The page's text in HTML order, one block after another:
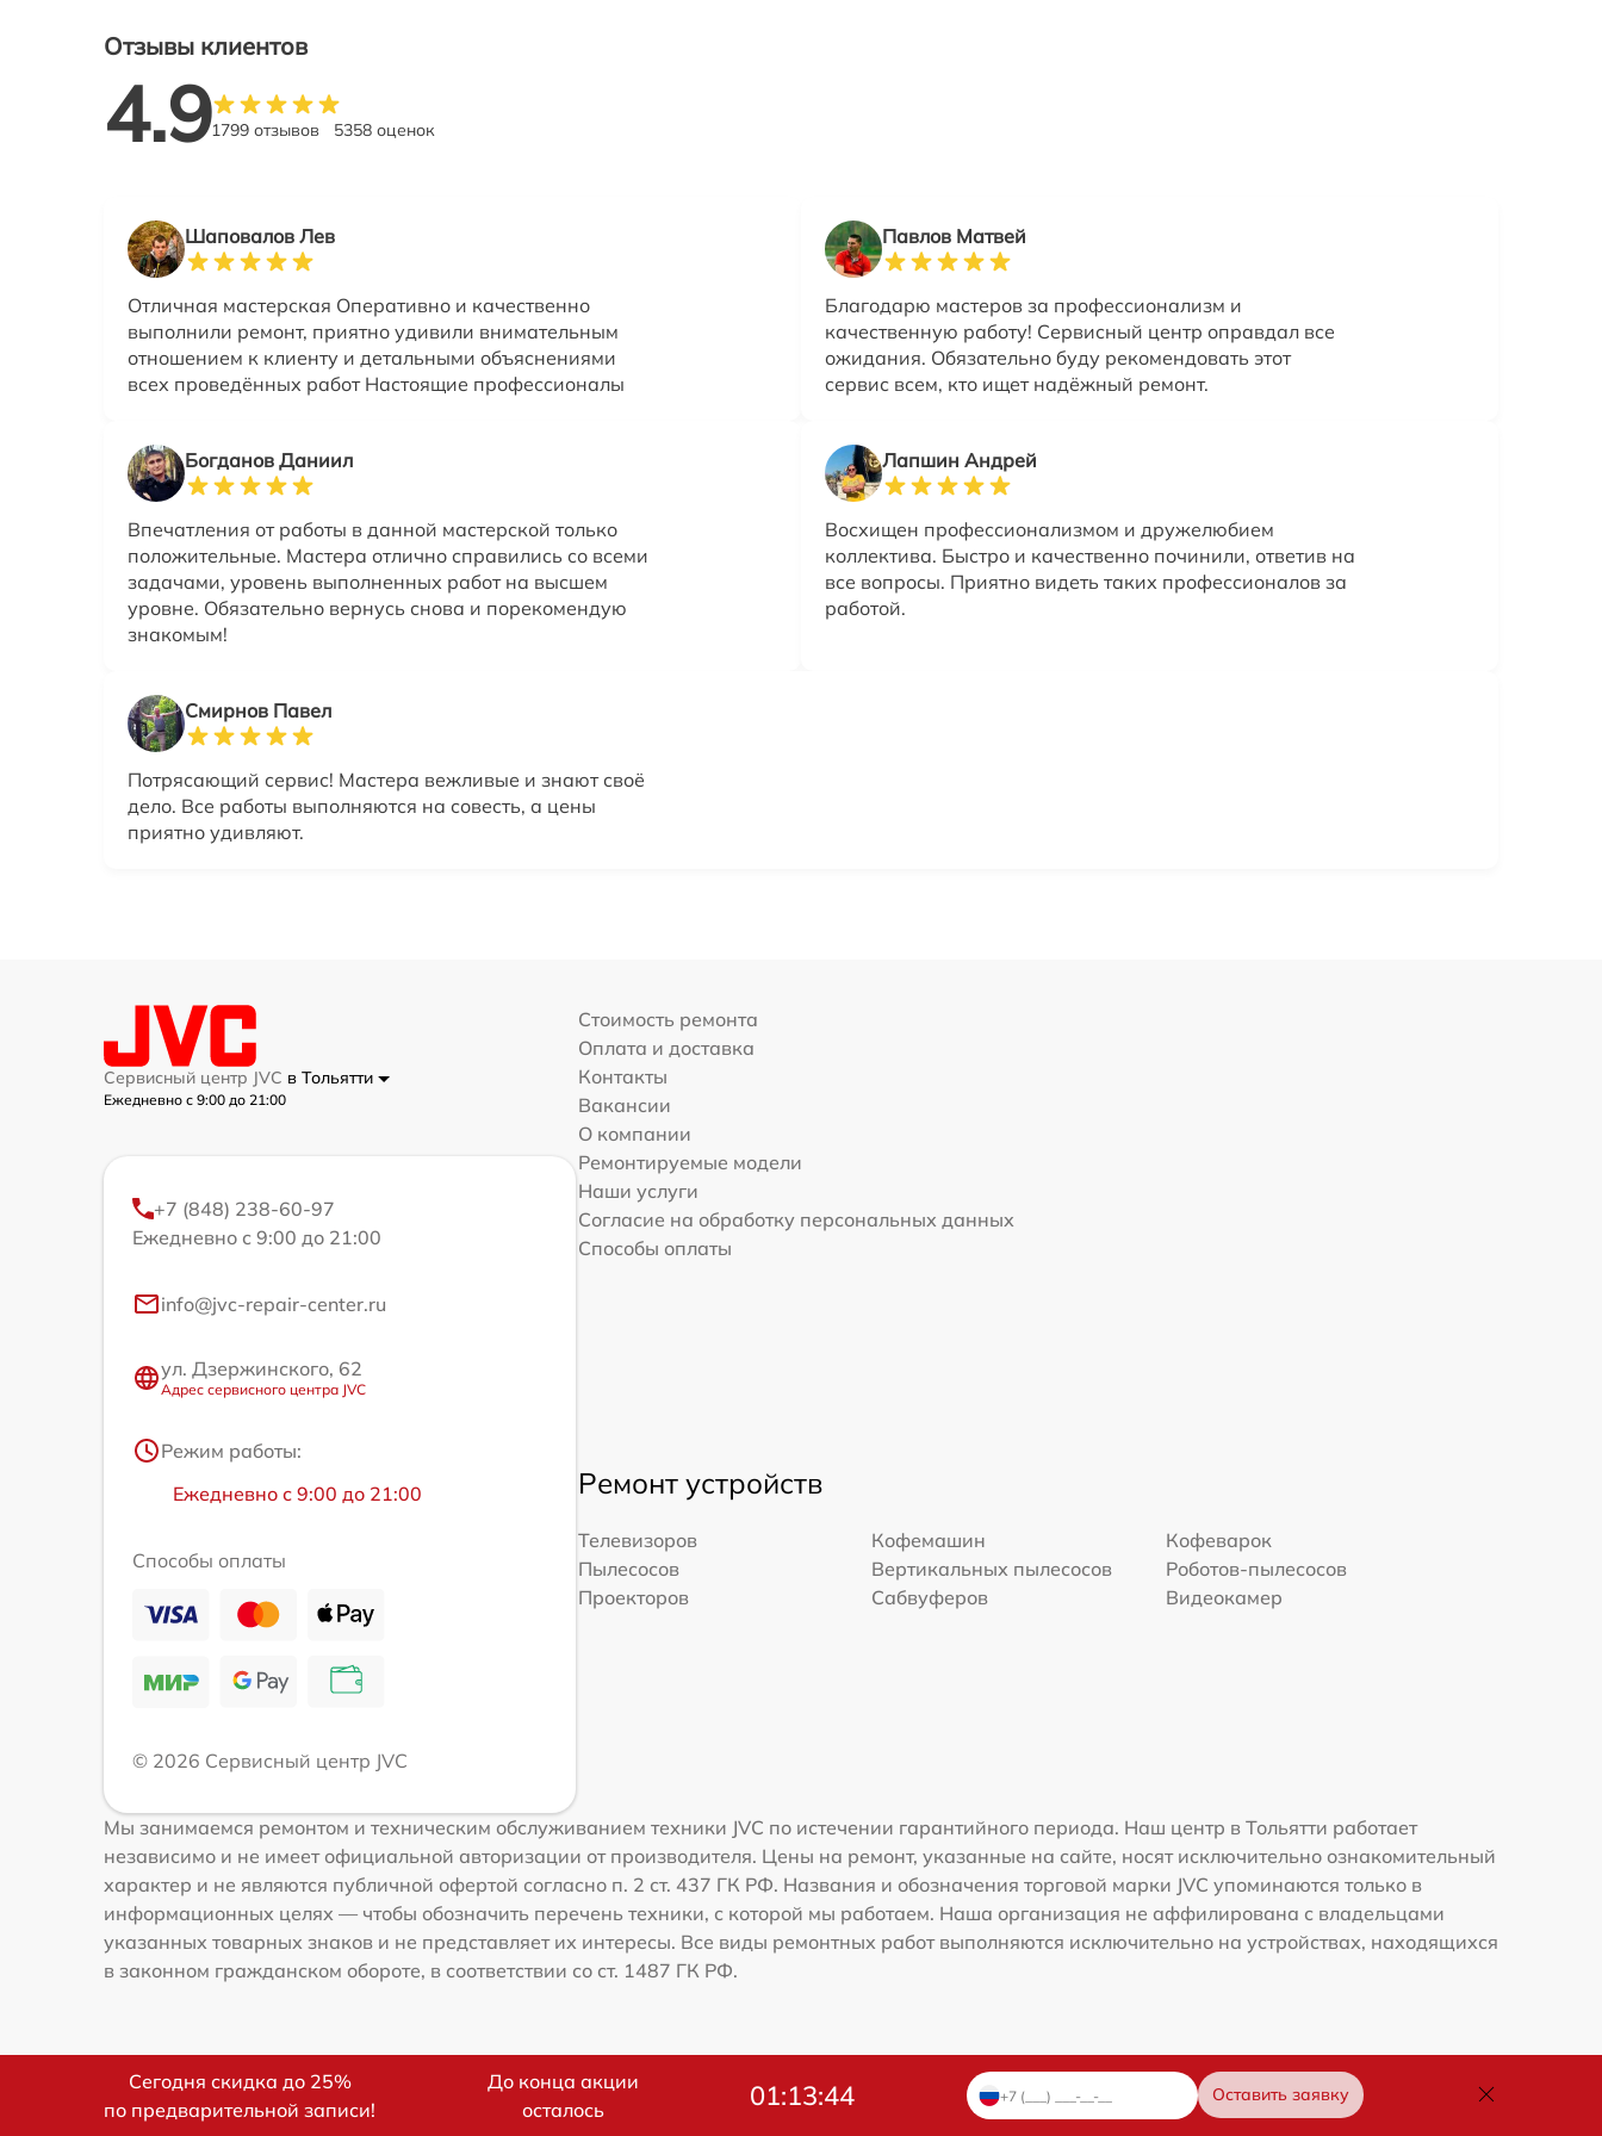
Отзывы клиентов
4.91799 отзывов 5358 оценок
Шаповалов Лев
Отличная мастерская Оперативно и качественно
выполнили ремонт, приятно удивили внимательным
отношением к клиенту и детальными объяснениями
всех проведённых работ Настоящие профессионалы
Павлов Матвей
Благодарю мастеров за профессионализм и
качественную работу! Сервисный центр оправдал все
ожидания. Обязательно буду рекомендовать этот
сервис всем, кто ищет надёжный ремонт.
Богданов Даниил
Впечатления от работы в данной мастерской только
положительные. Мастера отлично справились со всеми
задачами, уровень выполненных работ на высшем
уровне. Обязательно вернусь снова и порекомендую
знакомым!
Лапшин Андрей
Восхищен профессионализмом и дружелюбием
коллектива. Быстро и качественно починили, ответив на
все вопросы. Приятно видеть таких профессионалов за
работой.
Смирнов Павел
Потрясающий сервис! Мастера вежливые и знают своё
дело. Все работы выполняются на совесть, а цены
приятно удивляют.
Сервисный центр JVC в Тольятти
Ежедневно с 9:00 до 21:00
+7 (848) 238-60-97
Ежедневно с 9:00 до 21:00
info@jvc-repair-center.ru
ул. Дзержинского, 62
Адрес сервисного центра JVC
Режим работы:
Ежедневно с 9:00 до 21:00
Способы оплаты
© 2026 Сервисный центр JVC
Стоимость ремонта
Оплата и доставка
Контакты
Вакансии
О компании
Ремонтируемые модели
Наши услуги
Согласие на обработку персональных данных
Способы оплаты
Ремонт устройств
Телевизоров Кофемашин
Кофеварок
Пылесосов
Вертикальных пылесосов
Роботов-пылесосов
Проекторов
Сабвуферов Видеокамер
Мы занимаемся ремонтом и техническим обслуживанием техники JVC по истечении гарантийного периода. Наш центр в Тольятти работает
независимо и не имеет официальной авторизации от производителя. Цены на ремонт, указанные на сайте, носят исключительно ознакомительный
характер и не являются публичной офертой согласно п. 2 ст. 437 ГК РФ. Названия и обозначения торговой марки JVC упоминаются только в
информационных целях — чтобы обозначить перечень техники, с которой мы работаем. Наша организация не аффилирована с владельцами
указанных товарных знаков и не представляет их интересы. Все виды ремонтных работ выполняются исключительно на устройствах, находящихся
в законном гражданском обороте, в соответствии со ст. 1487 ГК РФ.
Сегодня скидка до 25%
по предварительной записи!
До конца акции
осталось
01:13:44 Оставить заявку